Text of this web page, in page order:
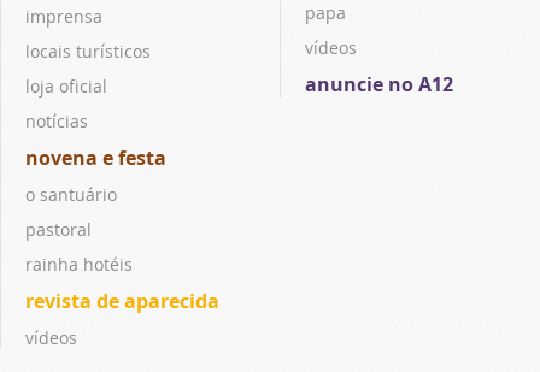
imprensa
locais turísticos
loja oficial
notícias
novena e festa
o santuário
pastoral
rainha hotéis
revista de aparecida
vídeos
papa
vídeos
anuncie no A12